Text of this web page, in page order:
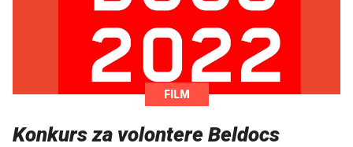
FILM
Konkurs za volontere Beldocs